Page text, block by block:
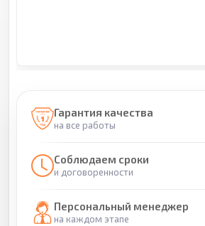
Гарантия качества
на все работы
Соблюдаем сроки
и договоренности
Персональный менеджер
на каждом этапе